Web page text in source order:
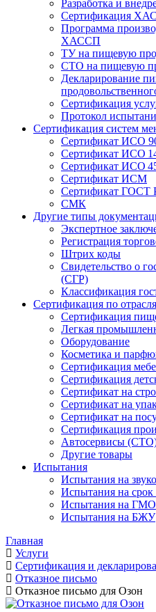
Разработка и
Сертификация
Программа
ХАССП
ТУ на пищевую
СТО на пищевую
Декларирование
Сертификация
Протокол
Сертификация систем
Сертификат ИСО
Сертификат ИСО
Сертификат ИСО
Сертификат ИСМ
Сертификат ГОСТ
СМК
Другие типы
Экспертное
Регистрация
Штрих коды
Свидетельство о
(СГР)
Классификация
Сертификация по
Сертификация
Легкая
Оборудование
Косметика и
Сертификация
Сертификация
Сертификат на
Сертификат на
Сертификат на
Сертификация
Автосервисы
Другие товары
Испытания
Испытания на
Испытания на срок
Испытания на ГМО
Испытания на БЖУ
Главная
Услуги
Сертификация и
Отказное письмо
Отказное письмо для Озон